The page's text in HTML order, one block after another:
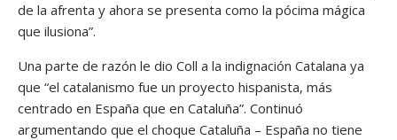
de la afrenta y ahora se presenta como la pócima mágica
que ilusiona”.
Una parte de razón le dio Coll a la indignación Catalana ya
que “el catalanismo fue un proyecto hispanista, más
centrado en España que en Cataluña”. Continuó
argumentando que el choque Cataluña – España no tiene